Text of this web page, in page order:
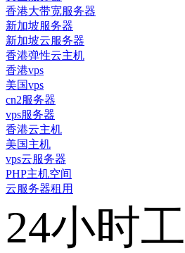
香港大带宽服务器
新加坡服务器
新加坡云服务器
香港弹性云主机
香港vps
美国vps
cn2服务器
vps服务器
香港云主机
美国主机
vps云服务器
PHP主机空间
云服务器租用
24小时